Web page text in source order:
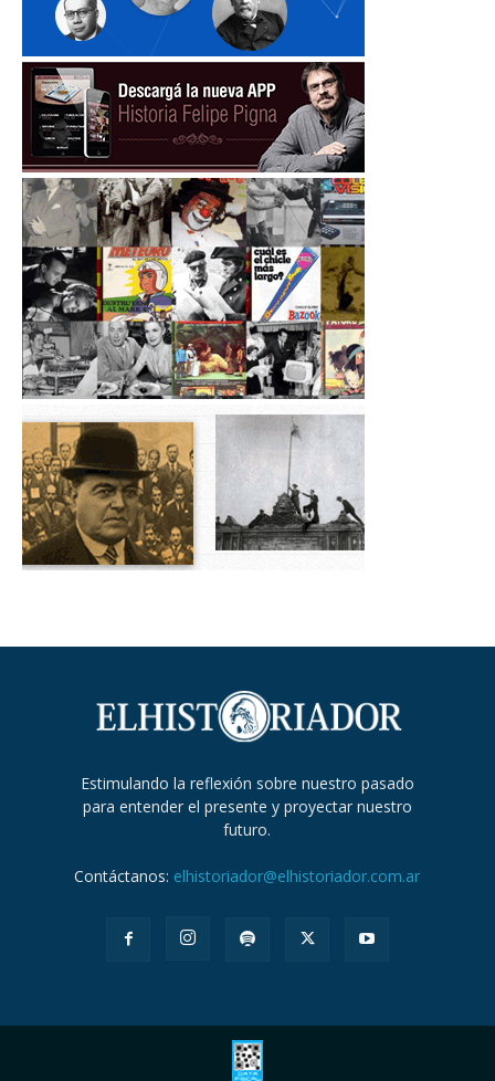
Estimulando la reflexión sobre nuestro pasado
para entender el presente y proyectar nuestro
futuro.
Contáctanos: elhistoriador@elhistoriador.com.ar